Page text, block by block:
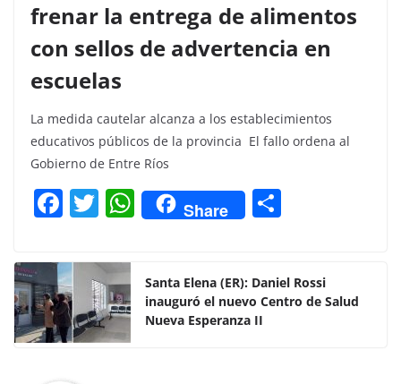
frenar la entrega de alimentos
con sellos de advertencia en
escuelas
La medida cautelar alcanza a los establecimientos
educativos públicos de la provincia El fallo ordena al
Gobierno de Entre Ríos
F
c
e
b
o
o
T
itt
er
W
h
s
A
Share
p
ar
Santa Elena (ER): Daniel Rossi
inauguró el nuevo Centro de Salud
Nueva Esperanza II